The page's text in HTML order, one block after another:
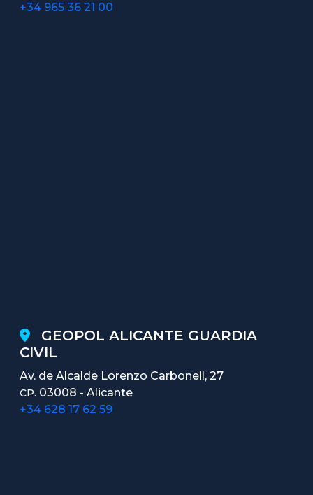
+34 965 36 21 00
GEOPOL ALICANTE GUARDIA
CIVIL
Av. de Alcalde Lorenzo Carbonell, 27
CP. 03008 - Alicante
+34 628 17 62 59